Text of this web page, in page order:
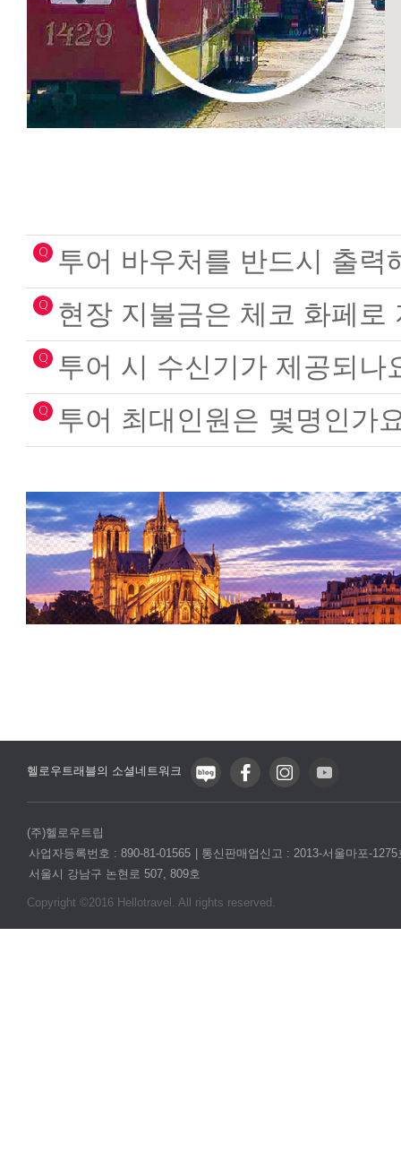
Q 투어 바우처를 반드시 출력
Q 현장 지불금은 체코 화페로
Q 투어 시 수신기가 제공되나
Q 투어 최대인원은 몇명인가
헬로우트래블의 소셜네트워크
(주)헬로우트립
사업자등록번호 : 890-81-01565
통신판매업신고 : 2013-서울마포-1275
서울시 강남구 논현로 507, 809호
Copyright ©2016 Hellotravel. All rights reserved.